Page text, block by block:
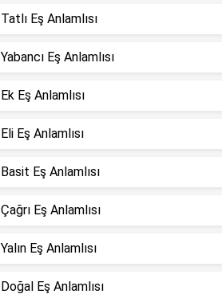
Tatlı Eş Anlamlısı
Yabancı Eş Anlamlısı
Ek Eş Anlamlısı
Eli Eş Anlamlısı
Basit Eş Anlamlısı
Çağrı Eş Anlamlısı
Yalın Eş Anlamlısı
Doğal Eş Anlamlısı